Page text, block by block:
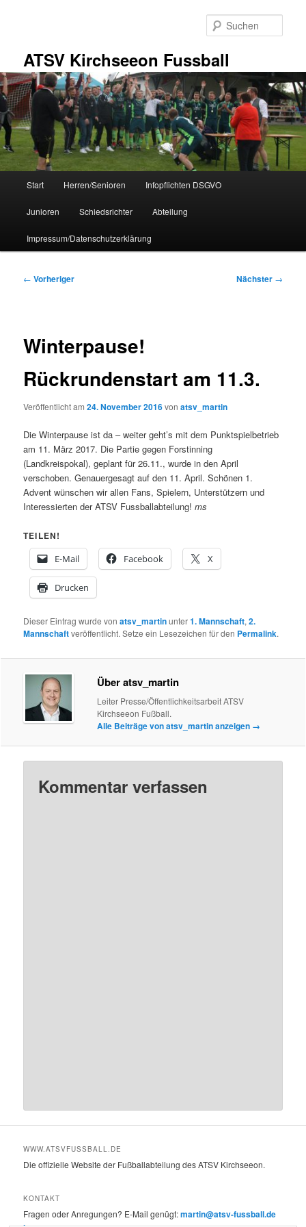
ATSV Kirchseeon Fussball
Start Herren/Senioren Infopflichten DSGVO
Junioren Schiedsrichter Abteilung
Impressum/Datenschutzerklärung
Beitragsnavigation
← Vorheriger Nächster →
Winterpause!
Rückrundenstart am 11.3.
Veröffentlicht am24. November 2016vonatsv_martin
Die Winterpause ist da – weiter geht’s mit dem Punktspielbetrieb
am 11. März 2017. Die Partie gegen Forstinning
(Landkreispokal), geplant für 26.11., wurde in den April
verschoben. Genauergesagt auf den 11. April. Schönen 1.
Advent wünschen wir allen Fans, Spielern, Unterstützern und
Interessierten der ATSV Fussballabteilung!ms
TEILEN!
E-Mail
Facebook X
Drucken
Dieser Eintrag wurde vonatsv_martinunter1. Mannschaft,2.
Mannschaftveröffentlicht. Setze ein Lesezeichen für den Permalink.
Über atsv_martin
Leiter Presse/Öffentlichkeitsarbeit ATSV
Kirchseeon Fußball.
Alle Beiträge von atsv_martin anzeigen →
Kommentar verfassen
WWW.ATSVFUSSBALL.DE
Die offizielle Website der Fußballabteilung des ATSV Kirchseeon.
KONTAKT
Fragen oder Anregungen? E-Mail genügt:martin@atsv-fussball.de